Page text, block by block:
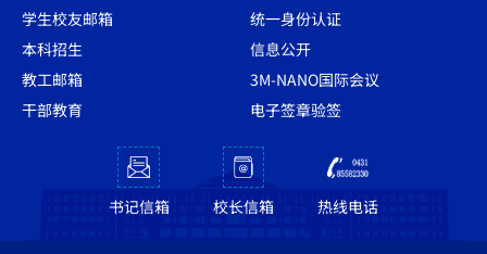
学生校友邮箱
统一身份认证
本科招生
信息公开
教工邮箱
3M-NANO国际会议
干部教育
电子签章验签
书记信箱 校长信箱 热线电话